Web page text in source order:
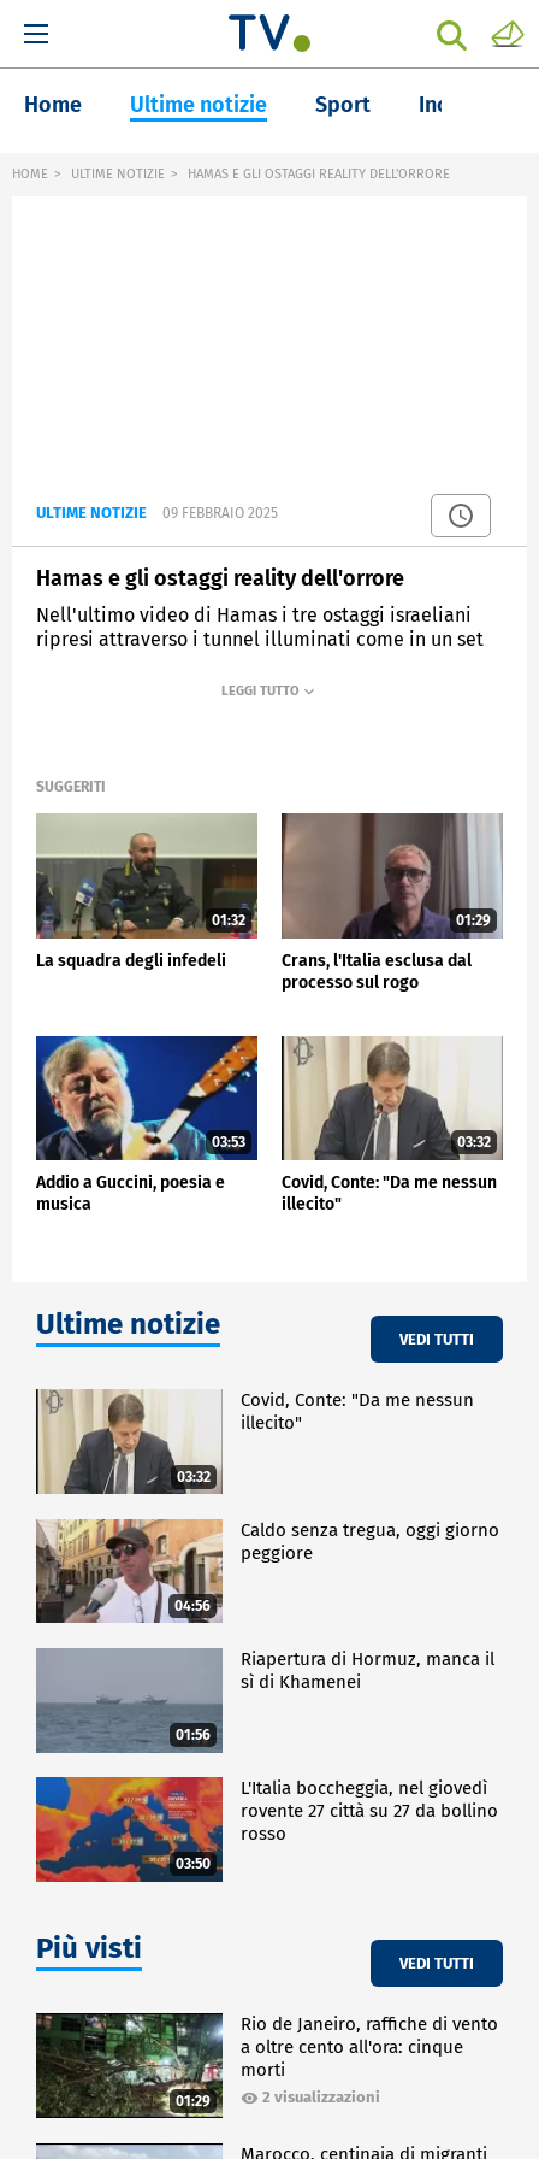
Home Ultime notizie Sport Inchieste
HOME ULTIME NOTIZIE HAMAS E GLI OSTAGGI REALITY DELL'ORRORE
ULTIME NOTIZIE 09 FEBBRAIO 2025
Hamas e gli ostaggi reality dell'orrore
Nell'ultimo video di Hamas i tre ostaggi israeliani
ripresi attraverso i tunnel illuminati come in un set
SUGGERITI
01:32
La squadra degli infedeli
01:29
Crans, l'Italia esclusa dal
processo sul rogo
03:53
Addio a Guccini, poesia e
musica
03:32
Covid, Conte: "Da me nessun
illecito"
Ultime notizie VEDI TUTTI
03:32
Covid, Conte: "Da me nessun
illecito"
04:56
Caldo senza tregua, oggi giorno
peggiore
01:56
Riapertura di Hormuz, manca il
sì di Khamenei
03:50
L'Italia boccheggia, nel giovedì
rovente 27 città su 27 da bollino
rosso
Più visti VEDI TUTTI
01:29
Rio de Janeiro, raffiche di vento
a oltre cento all'ora: cinque
morti
2 visualizzazioni
Marocco, centinaia di migranti